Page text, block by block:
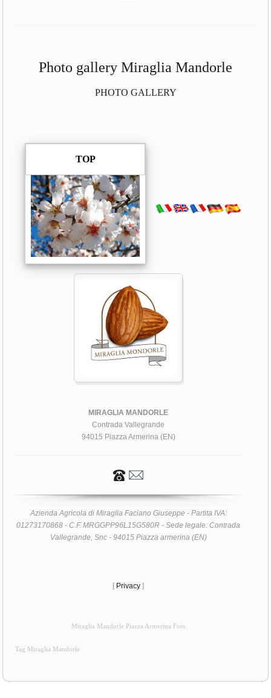
Photo gallery Miraglia Mandorle
PHOTO GALLERY
TOP
MIRAGLIA MANDORLE
Contrada Vallegrande
94015 Piazza Armerina (EN)
Azienda Agricola di Miraglia Faciano Giuseppe - Partita IVA:
01273170868 - C.F. MRGGPP96L15G580R - Sede legale: Contrada
Vallegrande, Snc - 94015 Piazza armerina (EN)
[ Privacy ]
Miraglia Mandorle Piazza Armerina Foto
Tag Miraglia Mandorle